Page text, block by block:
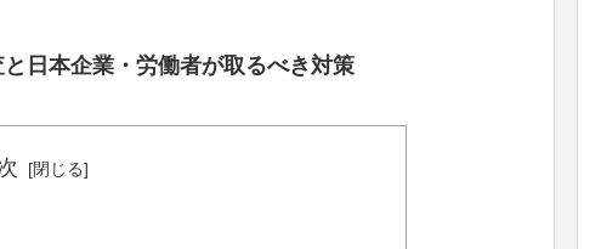
日本企業・労働者が取るべき対策